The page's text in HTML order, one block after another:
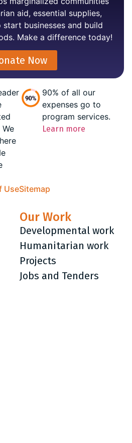
aid, essential supplies,
businesses and build
Make a difference today!
Now
90% of all our
expenses go to
program services.
Learn more
UseSitemap
Our Work
Developmental work
Humanitarian work
Projects
Jobs and Tenders